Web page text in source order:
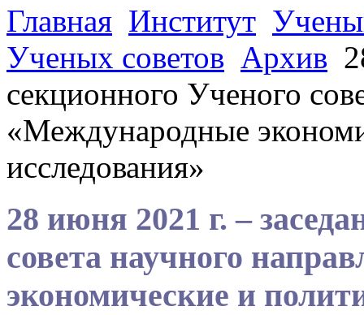
Главная Институт
Ученых советов Архив
секционного Ученого
«Международные
исследования»
28 июня 2021 г. –
совета научного
экономические и